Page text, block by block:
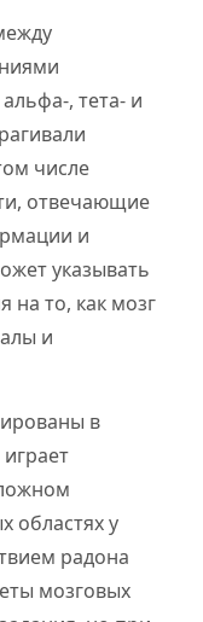
, тета- и
числе
отвечающие
и
указывать
на то, как мозг
и
в
областях у
радона
мозговых